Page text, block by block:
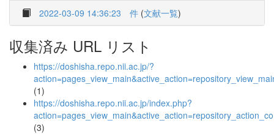
2022-03-09 14:36:23 件 (文献一覧)
収集済み URL リスト
https://doshisha.repo.nii.ac.jp/?
(1)
https://doshisha.repo.nii.ac.jp/index.php?
(3)